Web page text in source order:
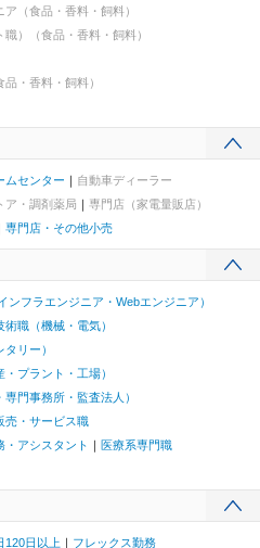
（食品・香料・飼料）
）（食品・香料・飼料）
・香料・飼料）
ムセンター
自動車ディーラー
ア・調剤薬局
専門店（家電量販店）
専門店・その他小売
ンフラエンジニア・Webエンジニア）
術職（機械・電気）
リー）
プラント・工場）
門事務所・監査法人）
売・サービス職
・アシスタント
医療系専門職
120日以上 フレックス勤務